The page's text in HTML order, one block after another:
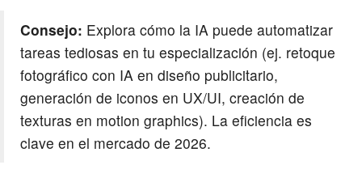
Consejo: Explora cómo la IA puede automatizar
tareas tediosas en tu especialización (ej. retoque
fotográfico con IA en diseño publicitario,
generación de iconos en UX/UI, creación de
texturas en motion graphics). La eficiencia es
clave en el mercado de 2026.